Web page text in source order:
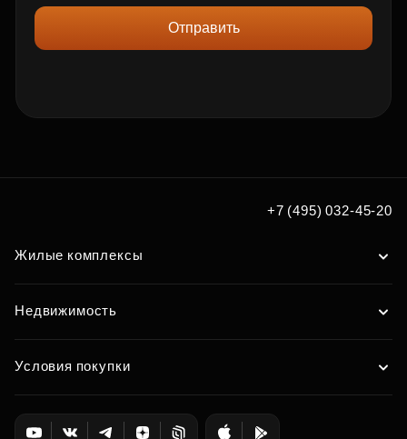
Отправить
+7 (495) 032-45-20
Жилые комплексы
Недвижимость
Условия покупки